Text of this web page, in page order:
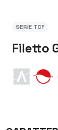
SERIE TCF
Filetto